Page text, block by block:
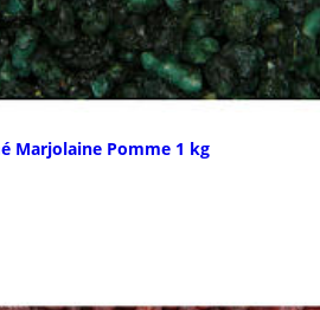
Marjolaine Pomme 1 kg